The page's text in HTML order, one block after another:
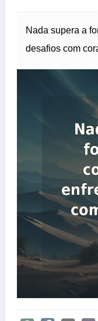
Nada supera a
desafios com